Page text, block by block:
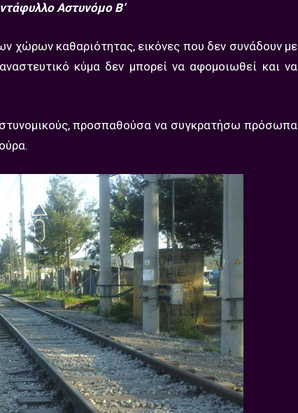
Αστυνόμο Β’
χώρων καθαριότητας, εικόνες που δεν συνάδουν με
κύμα δεν μπορεί να αφομοιωθεί και να
προσπαθούσα να συγκρατήσω πρόσωπα